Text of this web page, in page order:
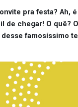
pra festa? Ah,
chegar! O quê?
desse famosíssimo